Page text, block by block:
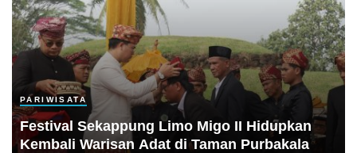
PARIWISATA
Festival Sekappung Limo Migo II Hidupkan
Kembali Warisan Adat di Taman Purbakala